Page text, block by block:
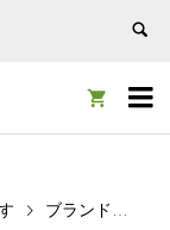


ブランドから探す